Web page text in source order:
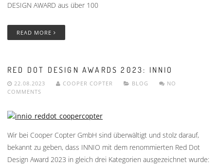
DESIGN AWARD aus über 100
READ MORE
RED DOT DESIGN AWARDS 2023: INNIO
22.08.2023 COOPER COPTER BLOG
NO
COMMENTS
Wir bei Cooper Copter GmbH sind überwältigt und stolz darauf,
bekannt zu geben, dass INNIO mit dem renommierten Red Dot
Design Award 2023 in gleich drei Kategorien ausgezeichnet wurde: